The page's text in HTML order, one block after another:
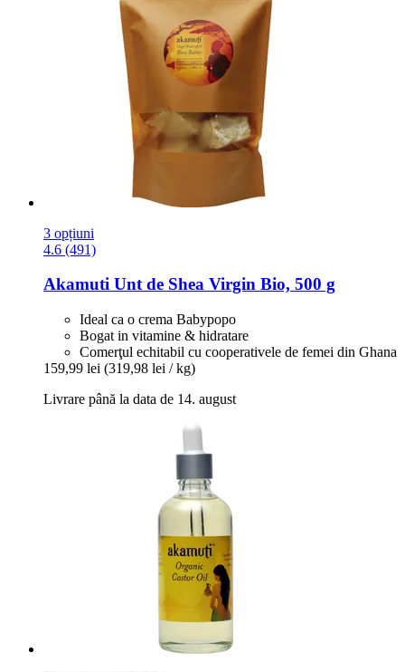
3 opțiuni
4.6 (491)
Akamuti Unt de Shea Virgin Bio, 500 g
Ideal ca o crema Babypopo
Bogat in vitamine & hidratare
Comerţul echitabil cu cooperativele de femei din Ghana
159,99 lei (319,98 lei / kg)
Livrare până la data de 14. august